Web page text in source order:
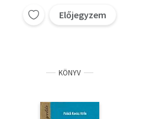
Előjegyzem
KÖNYV